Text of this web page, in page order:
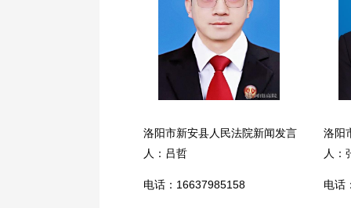
洛阳市新安县人民法院新闻发言
人：吕哲
电话：16637985158
洛阳
人：
电话